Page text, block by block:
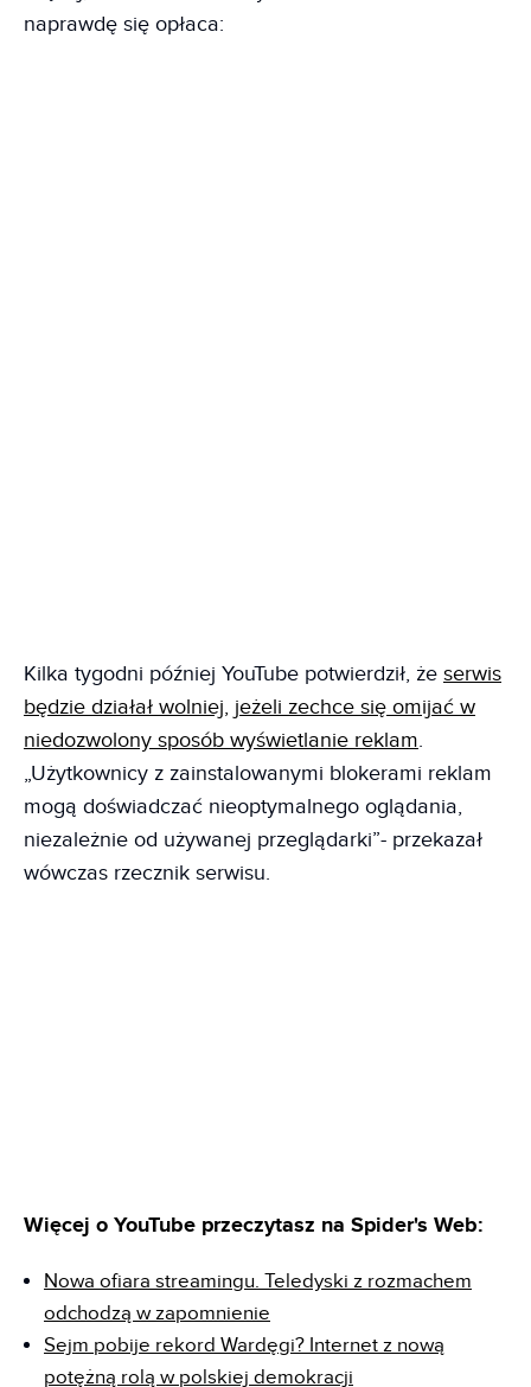
naprawdę się opłaca:
Kilka tygodni później YouTube potwierdził, że serwis
będzie działał wolniej, jeżeli zechce się omijać w
niedozwolony sposób wyświetlanie reklam.
„Użytkownicy z zainstalowanymi blokerami reklam
mogą doświadczać nieoptymalnego oglądania,
niezależnie od używanej przeglądarki”- przekazał
wówczas rzecznik serwisu.
Więcej o YouTube przeczytasz na Spider's Web:
Nowa ofiara streamingu. Teledyski z rozmachem
odchodzą w zapomnienie
Sejm pobije rekord Wardęgi? Internet z nową
potężną rolą w polskiej demokracji